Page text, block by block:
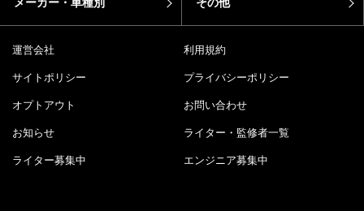
メーカー・車種別 その他
運営会社 利用規約
サイトポリシー プライバシーポリシー
オプトアウト お問い合わせ
お知らせ ライター・監修者一覧
ライター募集中 エンジニア募集中